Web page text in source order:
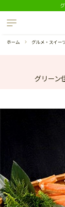
制度について
よくあるご質問
ダイニングセ
ホーム グルメ・スイー
グリーン